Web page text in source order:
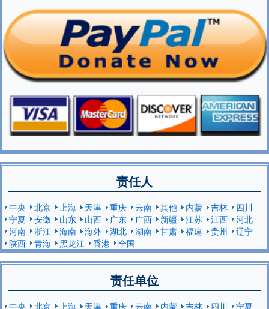
责任人
中央 北京 上海 天津 重庆 云南 其他 内蒙 吉林
四川
宁夏
安徽 山东 山西 广东 广西 新疆 江苏 江西
河北
河南
浙江 海南 海外 湖北 湖南 甘肃 福建 贵州
辽宁
陕西
青海 黑龙江 香港 全国
责任单位
中央 北京 上海 天津 重庆 云南 内蒙 吉林 四川
宁夏